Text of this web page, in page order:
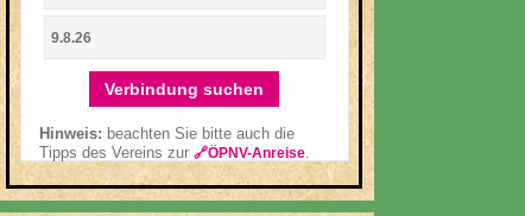
Verbindung suchen
Hinweis: beachten Sie bitte auch die
Tipps des Vereins zur 🔗ÖPNV-Anreise.